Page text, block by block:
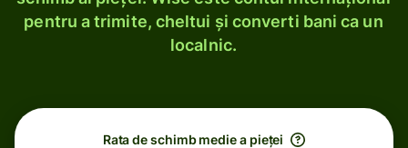
pentru a trimite, cheltui și converti bani ca un
localnic.
Rata de schimb medie a pieței